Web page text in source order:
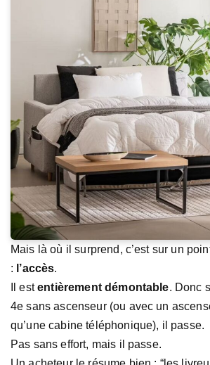
Mais là où il surprend, c’est sur un
: l’accès.
Il estentièrement démontable. Donc
4e sans ascenseur (ou avec un
qu’une cabine téléphonique), il passe.
Pas sans effort, mais il passe.